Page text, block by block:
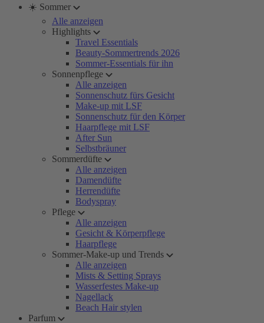
☀️ Sommer
Alle anzeigen
Highlights
Travel Essentials
Beauty-Sommertrends 2026
Sommer-Essentials für ihn
Sonnenpflege
Alle anzeigen
Sonnenschutz fürs Gesicht
Make-up mit LSF
Sonnenschutz für den Körper
Haarpflege mit LSF
After Sun
Selbstbräuner
Sommerdüfte
Alle anzeigen
Damendüfte
Herrendüfte
Bodyspray
Pflege
Alle anzeigen
Gesicht & Körperpflege
Haarpflege
Sommer-Make-up und Trends
Alle anzeigen
Mists & Setting Sprays
Wasserfestes Make-up
Nagellack
Beach Hair stylen
Parfum